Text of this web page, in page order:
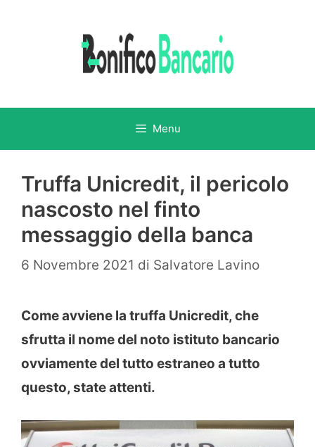
Menu
Truffa Unicredit, il pericolo
nascosto nel finto
messaggio della banca
6 Novembre 2021 di Salvatore Lavino
Come avviene la truffa Unicredit, che
sfrutta il nome del noto istituto bancario
ovviamente del tutto estraneo a tutto
questo, state attenti.